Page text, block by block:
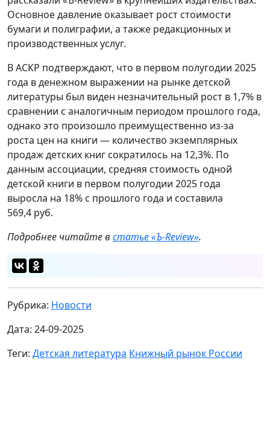
Основное давление оказывает рост стоимости
бумаги и полиграфии, а также редакционных и
производственных услуг.
В АСКР подтверждают, что в первом полугодии 2025
года в денежном выражении на рынке детской
литературы был виден незначительный рост в 1,7% в
сравнении с аналогичным периодом прошлого года,
однако это произошло преимущественно из-за
роста цен на книги — количество экземплярных
продаж детских книг сократилось на 12,3%. По
данным ассоциации, средняя стоимость одной
детской книги в первом полугодии 2025 года
выросла на 18% с прошлого года и составила
569,4 руб.
Подробнее читайте встатье «Ъ-Review».
Рубрика: Новости
Дата: 24-09-2025
Теги: Детская литература Книжный рынок России